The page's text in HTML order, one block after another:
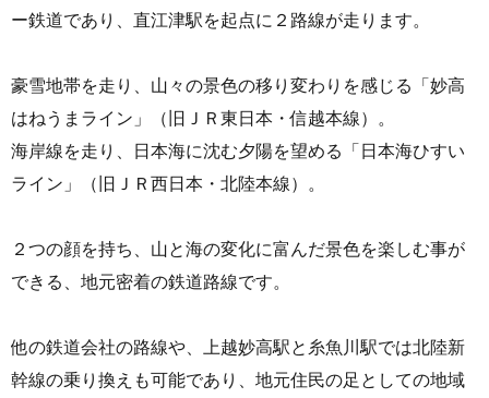
ー鉄道であり、直江津駅を起点に２路線が走ります。
豪雪地帯を走り、山々の景色の移り変わりを感じる「妙高
はねうまライン」（旧ＪＲ東日本・信越本線）。
海岸線を走り、日本海に沈む夕陽を望める「日本海ひすい
ライン」（旧ＪＲ西日本・北陸本線）。
２つの顔を持ち、山と海の変化に富んだ景色を楽しむ事が
できる、地元密着の鉄道路線です。
他の鉄道会社の路線や、上越妙高駅と糸魚川駅では北陸新
幹線の乗り換えも可能であり、地元住民の足としての地域